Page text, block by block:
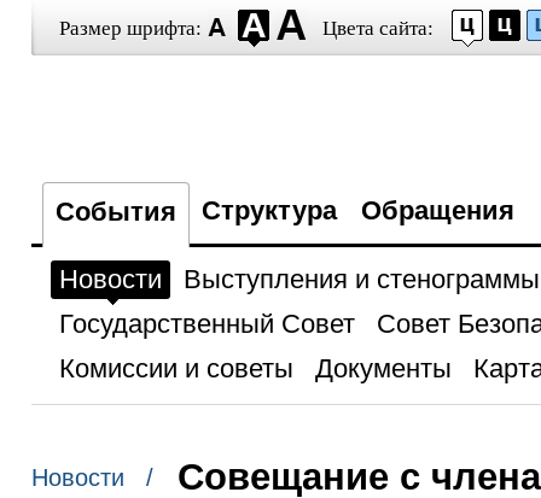
Размер шрифта: Цвета сайта:
События Структура Обращения
Новости
Выступления и стенограммы
Государственный Совет
Совет
Комиссии и советы
Документы
Новости / Совещание с